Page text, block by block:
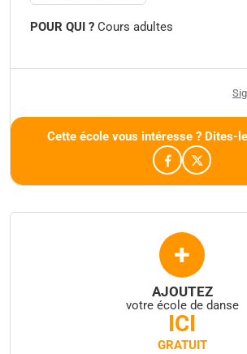
POUR QUI ? Cours adultes
Cette école vous intéresse ? Dites-
+
AJOUTEZ
votre école de danse
ICI
GRATUIT